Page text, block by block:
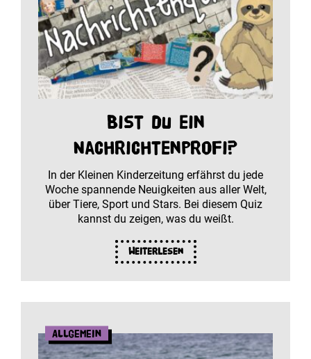
Bist du ein
Nachrichtenprofi?
In der Kleinen Kinderzeitung erfährst du jede
Woche spannende Neuigkeiten aus aller Welt,
über Tiere, Sport und Stars. Bei diesem Quiz
kannst du zeigen, was du weißt.
Weiterlesen
Allgemein